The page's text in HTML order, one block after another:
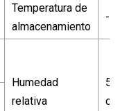
Temperatura de
almacenamiento
-
Humedad
relativa